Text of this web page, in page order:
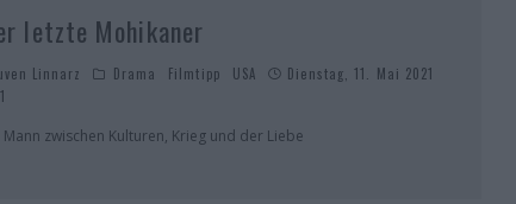
letzte Mohikaner
Linnarz Drama Filmtipp USA
Dienstag, 11. Mai 2021
Mann zwischen Kulturen, Krieg und der Liebe